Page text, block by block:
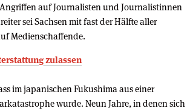
auf Journalisten und Journalistinnen
sei Sachsen mit fast der Hälfte aller
Medienschaffende.
zulassen
im japanischen Fukushima aus einer
wurde. Neun Jahre, in denen sich